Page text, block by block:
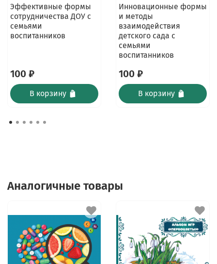
Эффективные формы
сотрудничества ДОУ с
семьями
воспитанников
100 ₽
В корзину
Инновационные формы
и методы
взаимодействия
детского сада с
семьями
воспитанников
100 ₽
В корзину
Аналогичные товары